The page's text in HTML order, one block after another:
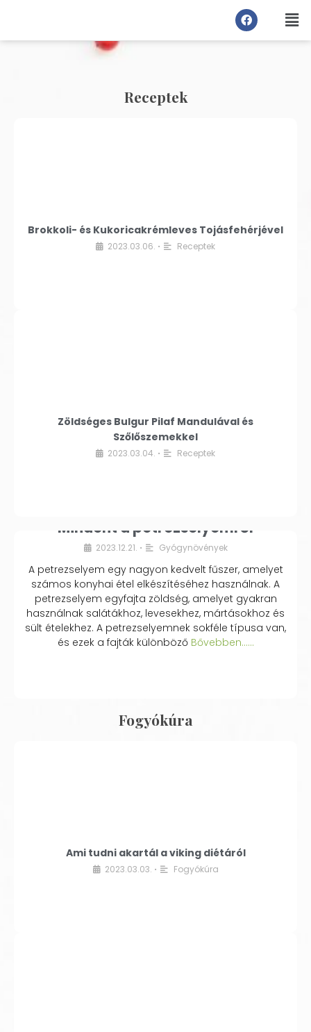
Receptek
Brokkoli- és Kukoricakrémleves Tojásfehérjével
2023.03.06. • Receptek
Zöldséges Bulgur Pilaf Mandulával és
Szőlőszemekkel
2023.03.04. • Receptek
Mindent a petrezselyemről
2023.12.21. • Gyógynövények
A petrezselyem egy nagyon kedvelt fűszer, amelyet
számos konyhai étel elkészítéséhez használnak. A
petrezselyem egyfajta zöldség, amelyet gyakran
használnak salátákhoz, levesekhez, mártásokhoz és
sült ételekhez. A petrezselyemnek sokféle típusa van,
és ezek a fajták különbözőBővebben...…
Fogyókúra
Ami tudni akartál a viking diétáról
2023.03.03. • Fogyókúra